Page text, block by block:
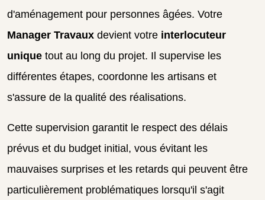
d'aménagement pour personnes âgées. Votre
Manager Travaux devient votre interlocuteur
unique tout au long du projet. Il supervise les
différentes étapes, coordonne les artisans et
s'assure de la qualité des réalisations.
Cette supervision garantit le respect des délais
prévus et du budget initial, vous évitant les
mauvaises surprises et les retards qui peuvent être
particulièrement problématiques lorsqu'il s'agit